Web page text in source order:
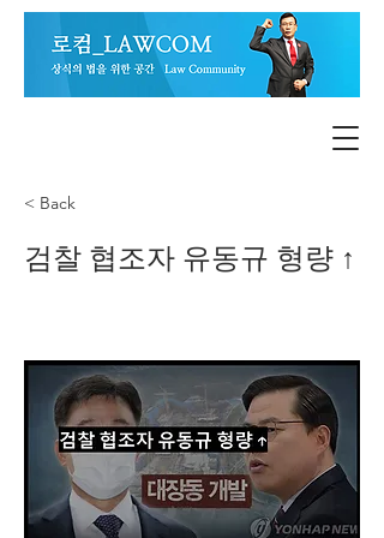
< Back
검찰 협조자 유동규 형량 ↑